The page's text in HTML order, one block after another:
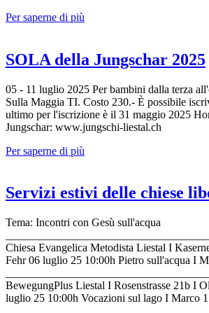
Per saperne di più
SOLA della Jungschar 2025
05 - 11 luglio 2025 Per bambini dalla terza
Sulla Maggia TI. Costo 230.- È possibile
ultimo per l'iscrizione è il 31 maggio 2025
Jungschar: www.jungschi-liestal.ch
Per saperne di più
Servizi estivi delle chiese
Tema: Incontri con Gesù sull'acqua
Chiesa Evangelica Metodista Liestal I
Fehr 06 luglio 25 10:00h Pietro sull'acqua I
BewegungPlus Liestal I Rosenstrasse 21b I
luglio 25 10:00h Vocazioni sul lago I Marco